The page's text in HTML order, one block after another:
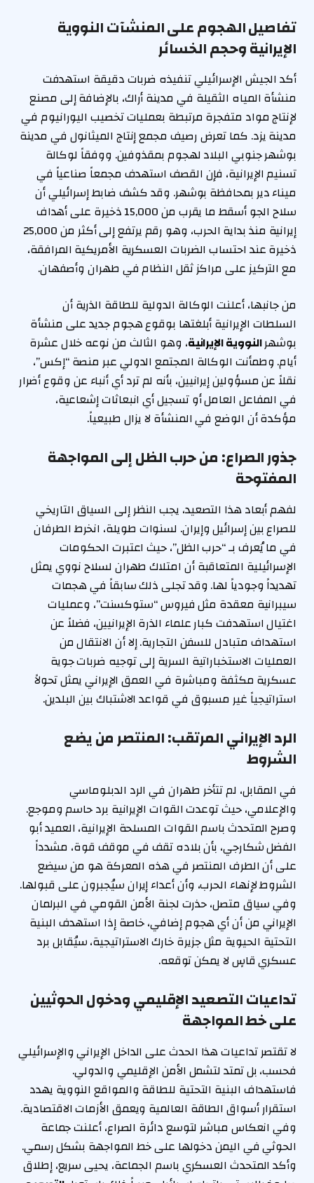
تفاصيل الهجوم على المنشآت النووية
الإيرانية وحجم الخسائر
أكد الجيش الإسرائيلي تنفيذه ضربات دقيقة استهدفت
منشأة المياه الثقيلة في مدينة أراك، بالإضافة إلى مصنع
لإنتاج مواد متفجرة مرتبطة بعمليات تخصيب اليورانيوم في
مدينة يزد. كما تعرض رصيف مجمع إنتاج الميثانول في مدينة
بوشهر جنوبي البلاد لهجوم بمقذوفين. ووفقاً لوكالة
تسنيم الإيرانية، فإن القصف استهدف مجمعاً صناعياً في
ميناء دير بمحافظة بوشهر. وقد كشف ضابط إسرائيلي أن
سلاح الجو أسقط ما يقرب من 15,000 ذخيرة على أهداف
إيرانية منذ بداية الحرب، وهو رقم يرتفع إلى أكثر من 25,000
ذخيرة عند احتساب الضربات العسكرية الأمريكية المرافقة،
مع التركيز على مراكز ثقل النظام في طهران وأصفهان.
من جانبها، أعلنت الوكالة الدولية للطاقة الذرية أن
السلطات الإيرانية أبلغتها بوقوع هجوم جديد على منشأة
بوشهرالنووية الإيرانية، وهو الثالث من نوعه خلال عشرة
أيام. وطمأنت الوكالة المجتمع الدولي عبر منصة “إكس”،
نقلاً عن مسؤولين إيرانيين، بأنه لم ترد أي أنباء عن وقوع أضرار
في المفاعل العامل أو تسجيل أي انبعاثات إشعاعية،
مؤكدة أن الوضع في المنشأة لا يزال طبيعياً.
جذور الصراع: من حرب الظل إلى المواجهة
المفتوحة
لفهم أبعاد هذا التصعيد، يجب النظر إلى السياق التاريخي
للصراع بين إسرائيل وإيران. لسنوات طويلة، انخرط الطرفان
في ما يُعرف بـ “حرب الظل”، حيث اعتبرت الحكومات
الإسرائيلية المتعاقبة أن امتلاك طهران لسلاح نووي يمثل
تهديداً وجودياً لها. وقد تجلى ذلك سابقاً في هجمات
سيبرانية معقدة مثل فيروس “ستوكسنت”، وعمليات
اغتيال استهدفت كبار علماء الذرة الإيرانيين، فضلاً عن
استهداف متبادل للسفن التجارية. إلا أن الانتقال من
العمليات الاستخباراتية السرية إلى توجيه ضربات جوية
عسكرية مكثفة ومباشرة في العمق الإيراني يمثل تحولاً
استراتيجياً غير مسبوق في قواعد الاشتباك بين البلدين.
الرد الإيراني المرتقب: المنتصر من يضع
الشروط
في المقابل، لم تتأخر طهران في الرد الدبلوماسي
والإعلامي، حيث توعدت القوات الإيرانية برد حاسم وموجع.
وصرح المتحدث باسم القوات المسلحة الإيرانية، العميد أبو
الفضل شكارجي، بأن بلاده تقف في موقف قوة، مشدداً
على أن الطرف المنتصر في هذه المعركة هو من سيضع
الشروط لإنهاء الحرب، وأن أعداء إيران سيُجبرون على قبولها.
وفي سياق متصل، حذرت لجنة الأمن القومي في البرلمان
الإيراني من أن أي هجوم إضافي، خاصة إذا استهدف البنية
التحتية الحيوية مثل جزيرة خارك الاستراتيجية، سيُقابل برد
عسكري قاسٍ لا يمكن توقعه.
تداعيات التصعيد الإقليمي ودخول الحوثيين
على خط المواجهة
لا تقتصر تداعيات هذا الحدث على الداخل الإيراني والإسرائيلي
فحسب، بل تمتد لتشمل الأمن الإقليمي والدولي.
فاستهداف البنية التحتية للطاقة والمواقع النووية يهدد
استقرار أسواق الطاقة العالمية ويعمق الأزمات الاقتصادية.
وفي انعكاس مباشر لتوسع دائرة الصراع، أعلنت جماعة
الحوثي في اليمن دخولها على خط المواجهة بشكل رسمي.
وأكد المتحدث العسكري باسم الجماعة، يحيى سريع، إطلاق